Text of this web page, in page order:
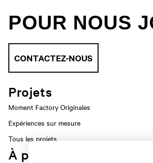
POUR NOUS
CONTACTEZ-NOUS
Projets
Moment Factory Originales
Expériences sur mesure
Tous les projets
À propos